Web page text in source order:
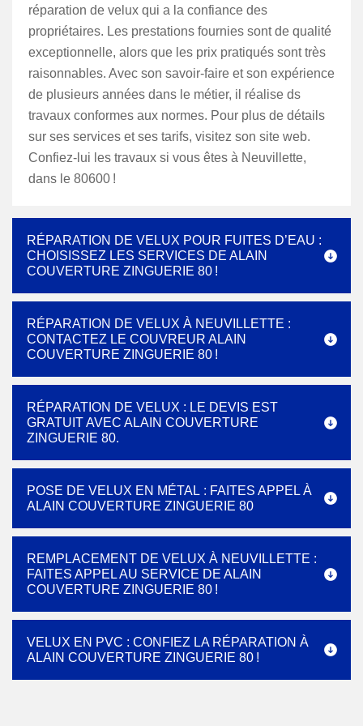
réparation de velux qui a la confiance des
propriétaires. Les prestations fournies sont de qualité
exceptionnelle, alors que les prix pratiqués sont très
raisonnables. Avec son savoir-faire et son expérience
de plusieurs années dans le métier, il réalise ds
travaux conformes aux normes. Pour plus de détails
sur ses services et ses tarifs, visitez son site web.
Confiez-lui les travaux si vous êtes à Neuvillette,
dans le 80600 !
RÉPARATION DE VELUX POUR FUITES D’EAU :
CHOISISSEZ LES SERVICES DE ALAIN
COUVERTURE ZINGUERIE 80 !
RÉPARATION DE VELUX À NEUVILLETTE :
CONTACTEZ LE COUVREUR ALAIN
COUVERTURE ZINGUERIE 80 !
RÉPARATION DE VELUX : LE DEVIS EST
GRATUIT AVEC ALAIN COUVERTURE
ZINGUERIE 80.
POSE DE VELUX EN MÉTAL : FAITES APPEL À
ALAIN COUVERTURE ZINGUERIE 80
REMPLACEMENT DE VELUX À NEUVILLETTE :
FAITES APPEL AU SERVICE DE ALAIN
COUVERTURE ZINGUERIE 80 !
VELUX EN PVC : CONFIEZ LA RÉPARATION À
ALAIN COUVERTURE ZINGUERIE 80 !